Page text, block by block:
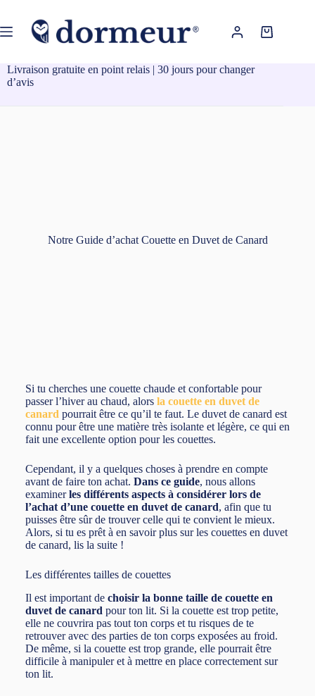
contenu
Panier
Livraison gratuite en point relais | 30 jours pour changer
d’avis
Notre Guide d’achat Couette en Duvet de Canard
Si tu cherches une couette chaude et confortable pour
passer l’hiver au chaud, alors la couette en duvet de
canard pourrait être ce qu’il te faut. Le duvet de canard est
connu pour être une matière très isolante et légère, ce qui en
fait une excellente option pour les couettes.
Cependant, il y a quelques choses à prendre en compte
avant de faire ton achat. Dans ce guide, nous allons
examinerles différents aspects à considérer lors de
l’achat d’une couette en duvet de canard, afin que tu
puisses être sûr de trouver celle qui te convient le mieux.
Alors, si tu es prêt à en savoir plus sur les couettes en duvet
de canard, lis la suite !
Les différentes tailles de couettes
Il est important de choisir la bonne taille de couette en
duvet de canard pour ton lit. Si la couette est trop petite,
elle ne couvrira pas tout ton corps et tu risques de te
retrouver avec des parties de ton corps exposées au froid.
De même, si la couette est trop grande, elle pourrait être
difficile à manipuler et à mettre en place correctement sur
ton lit.